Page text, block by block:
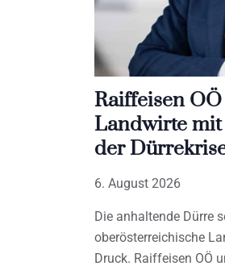
Raiffeisen
Landwirte
der
6. August 2026
Die anhaltende Dürre
oberösterreichische
Druck. Raiffeisen OÖ